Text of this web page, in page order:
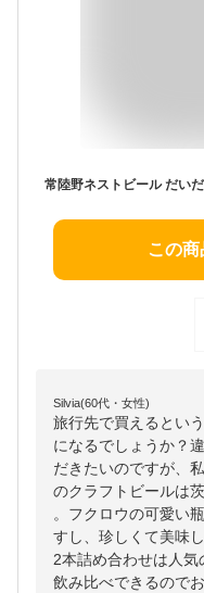
この
Silvia(60代・女性)
旅行先で買えるとい
になるでしょうか？
だきたいのですが、
のクラフトビールは
。フクロウの可愛い
すし、珍しくて美味
2本詰め合わせは人
飲み比べできるので